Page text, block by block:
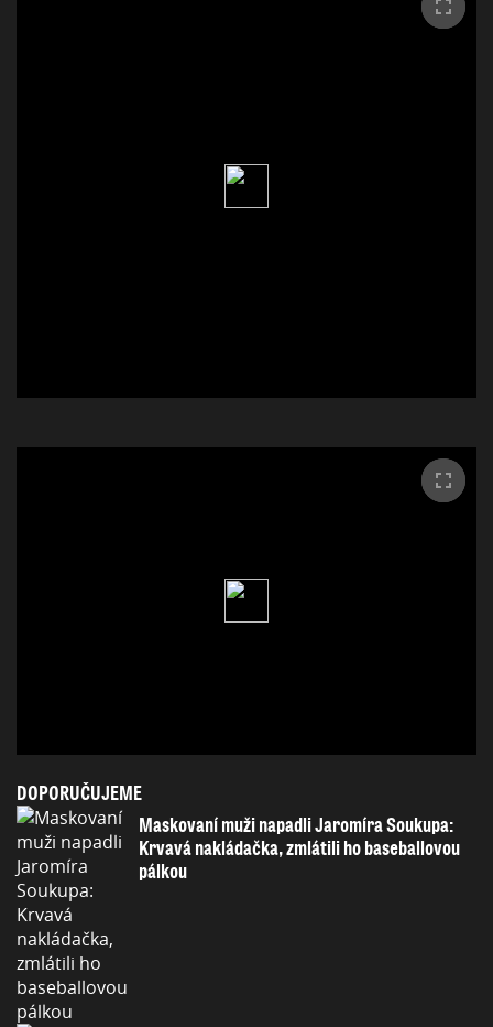
DOPORUČUJEME
Maskovaní muži napadli Jaromíra Soukupa:
Krvavá nakládačka, zmlátili ho baseballovou
pálkou